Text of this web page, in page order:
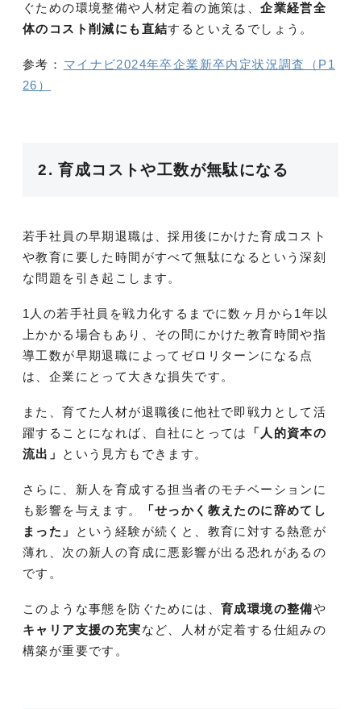
ぐための環境整備や人材定着の施策は、企業経営全
体のコスト削減にも直結するといえるでしょう。
参考： マイナビ2024年卒企業新卒内定状況調査（P1
26）
2. 育成コストや工数が無駄になる
若手社員の早期退職は、採用後にかけた育成コスト
や教育に要した時間がすべて無駄になるという深刻
な問題を引き起こします。
1人の若手社員を戦力化するまでに数ヶ月から1年以
上かかる場合もあり、その間にかけた教育時間や指
導工数が早期退職によってゼロリターンになる点
は、企業にとって大きな損失です。
また、育てた人材が退職後に他社で即戦力として活
躍することになれば、自社にとっては
「人的資本の
流出」
という見方もできます。
さらに、新人を育成する担当者のモチベーションに
も影響を与えます。
「せっかく教えたのに辞めてし
まった」
という経験が続くと、教育に対する熱意が
薄れ、次の新人の育成に悪影響が出る恐れがあるの
です。
このような事態を防ぐためには、 育成環境の整備や
キャリア支援の充実など、人材が定着する仕組みの
構築が重要です。